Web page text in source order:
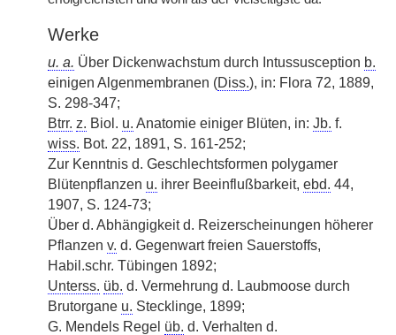
Werke
u. a. Über Dickenwachstum durch Intussusception b.
einigen Algenmembranen (Diss.), in: Flora 72, 1889,
S. 298-347;
Btrr. z. Biol. u. Anatomie einiger Blüten, in: Jb. f.
wiss. Bot. 22, 1891, S. 161-252;
Zur Kenntnis d. Geschlechtsformen polygamer
Blütenpflanzen u. ihrer Beeinflußbarkeit, ebd. 44,
1907, S. 124-73;
Über d. Abhängigkeit d. Reizerscheinungen höherer
Pflanzen v. d. Gegenwart freien Sauerstoffs,
Habil.schr. Tübingen 1892;
Unterss. üb. d. Vermehrung d. Laubmoose durch
Brutorgane u. Stecklinge, 1899;
G. Mendels Regel üb. d. Verhalten d.